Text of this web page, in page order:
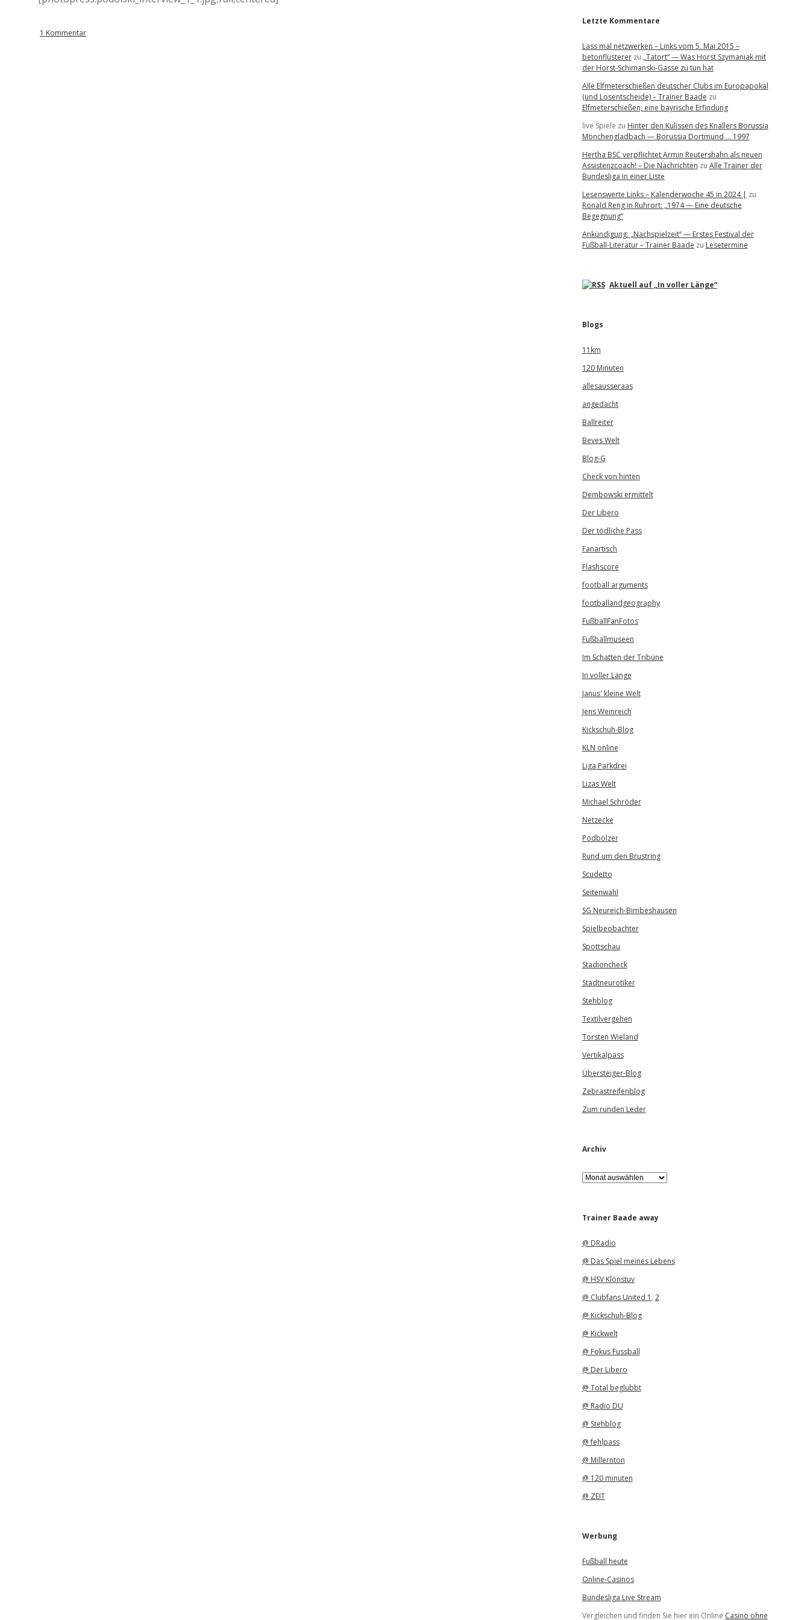
1 Kommentar
Letzte Kommentare
Lass mal netzwerken – Links vom 5. Mai 2015 –
betonflüstererzu „Tatort“ — Was Horst Szymaniak mit
der Horst-Schimanski-Gasse zu tun hat
Alle Elfmeterschießen deutscher Clubs im Europapokal
(und Losentscheide) – Trainer Baade zu
Elfmeterschießen, eine bayrische Erfindung
live Spiele zu Hinter den Kulissen des Knallers Borussia
Mönchengladbach — Borussia Dortmund … 1997
Hertha BSC verpflichtet Armin Reutershahn als neuen
Assistenzcoach! – Die Nachrichten zu Alle Trainer der
Bundesliga in einer Liste
Lesenswerte Links – Kalenderwoche 45 in 2024 | zu
Ronald Reng in Ruhrort: „1974 — Eine deutsche
Begegnung“
Ankündigung: „Nachspielzeit“ — Erstes Festival der
Fußball-Literatur – Trainer Baade zu Lesetermine
Aktuell auf „In voller Länge“
Blogs
11km
120 Minuten
allesausseraas
angedacht
Ballreiter
Beves Welt
Blog-G
Check von hinten
Dembowski ermittelt
Der Libero
Der tödliche Pass
Fanartisch
Flashscore
football arguments
footballandgeography
FußballFanFotos
Fußballmuseen
Im Schatten der Tribüne
In voller Länge
Janus' kleine Welt
Jens Weinreich
Kickschuh-Blog
KLN online
Liga Parkdrei
Lizas Welt
Michael Schröder
Netzecke
Podbolzer
Rund um den Brustring
Scudetto
Seitenwahl
SG Neureich-Bimbeshausen
Spielbeobachter
Spottschau
Stadioncheck
Stadtneurotiker
Stehblog
Textilvergehen
Torsten Wieland
Vertikalpass
Übersteiger-Blog
Zebrastreifenblog
Zum runden Leder
Archiv
A
r
iTrainer Baade away
@ DRadio
@ Das Spiel meines Lebens
@ HSV Klönstuv
@ Clubfans United 1 , 2
@ Kickschuh-Blog
@ Kickwelt
@ Fokus Fussball
@ Der Libero
@ Total beglubbt
@ Radio DU
@ Stehblog
@ fehlpass
@ Millernton
@ 120 minuten
@ ZEIT
Werbung
Fußball heute
Online-Casinos
Bundesliga Live Stream
Vergleichen und finden Sie hier ein Online Casino ohne